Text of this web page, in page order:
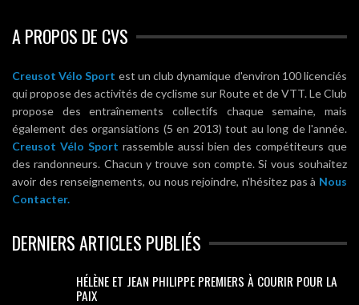
A PROPOS DE CVS
Creusot Vélo Sport est un club dynamique d'environ 100 licenciés
qui propose des activités de cyclisme sur Route et de VTT. Le Club
propose des entraînements collectifs chaque semaine, mais
également des organsiations (5 en 2013) tout au long de l'année.
Creusot Vélo Sport rassemble aussi bien des compétiteurs que
des randonneurs. Chacun y trouve son compte. Si vous souhaitez
avoir des renseignements, ou nous rejoindre, n'hésitez pas à Nous
Contacter.
DERNIERS ARTICLES PUBLIÉS
HÉLÈNE ET JEAN PHILIPPE PREMIERS À COURIR POUR LA
PAIX